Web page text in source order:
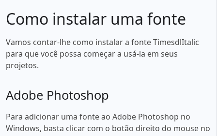
Como instalar uma fonte
Vamos contar-lhe como instalar a fonte TimesdlItalic
para que você possa começar a usá-la em seus
projetos.
Adobe Photoshop
Para adicionar uma fonte ao Adobe Photoshop no
Windows, basta clicar com o botão direito do mouse no